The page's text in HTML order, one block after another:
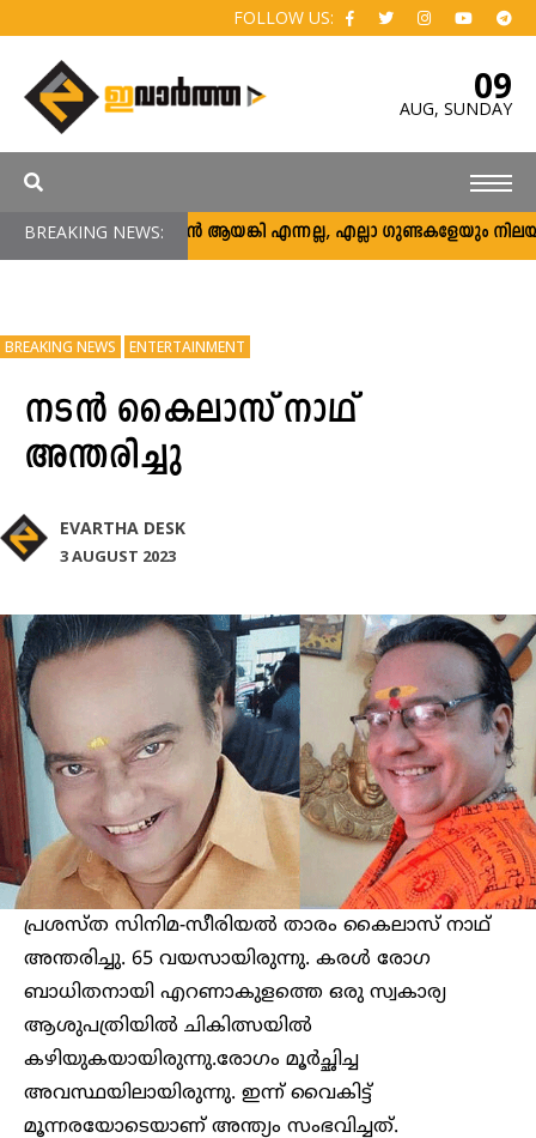
FOLLOW US:
09
AUG, SUNDAY
BREAKING NEWS:അര്‍ജുന്‍ ആയങ്കി എന്നല്ല, എല്ലാ ഗുണ്ടകളേയും നിലയ്ക്ക്
BREAKING NEWS ENTERTAINMENT
നടൻ കൈലാസ് നാഥ്
അന്തരിച്ചു
EVARTHA DESK
3 AUGUST 2023
പ്രശസ്ത സിനിമ-സീരിയൽ താരം കൈലാസ് നാഥ്
അന്തരിച്ചു. 65 വയസായിരുന്നു. കരൾ രോഗ
ബാധിതനായി എറണാകുളത്തെ ഒരു സ്വകാര്യ
ആശുപത്രിയിൽ ചികിത്സയിൽ
കഴിയുകയായിരുന്നു.രോഗം മൂർച്ഛിച്ച
അവസ്ഥയിലായിരുന്നു. ഇന്ന് വൈകിട്ട്
മൂന്നരയോടെയാണ് അന്ത്യം സംഭവിച്ചത്.